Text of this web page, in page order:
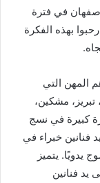
في فترة
بهذه الفكرة
المهن التي
مشكين،
كبيرة في نسج
فنانين خبراء في
يدويًا. يتميز
يد فنانين